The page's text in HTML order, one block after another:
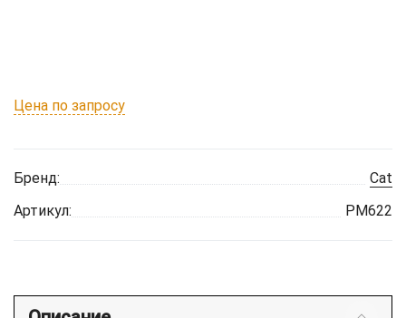
Цена по запросу
Бренд:
Cat
Артикул:
PM622